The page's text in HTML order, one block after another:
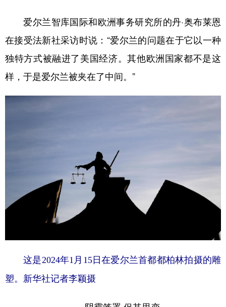
爱尔兰智库国际和欧洲事务研究所的丹·奥布莱恩
在接受法新社采访时说：“爱尔兰的问题在于它以一种
独特方式被融进了美国经济。其他欧洲国家都不是这
样，于是爱尔兰被夹在了中间。”
这是2024年1月15日在爱尔兰首都都柏林拍摄的雕
塑。新华社记者李颖摄